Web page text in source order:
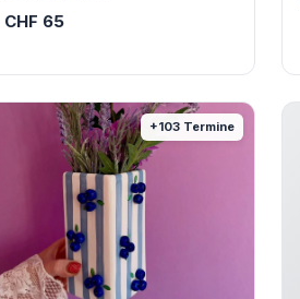
CHF 65
+103 Termine